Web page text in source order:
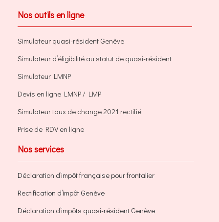
Nos outils en ligne
Simulateur quasi-résident Genève
Simulateur d’éligibilité au statut de quasi-résident
Simulateur LMNP
Devis en ligne LMNP / LMP
Simulateur taux de change 2021 rectifié
Prise de RDV en ligne
Nos services
Déclaration d’impôt française pour frontalier
Rectification d’impôt Genève
Déclaration d’impôts quasi-résident Genève